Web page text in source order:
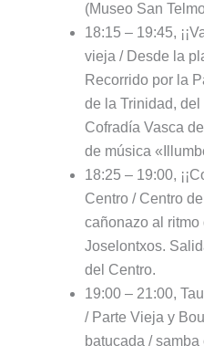
(Museo San
18:15 – 19:45,
vieja / Desde la
Recorrido por la
de la Trinidad,
Cofradía Vasca
de música
18:25 – 19:00,
Centro / Centro
cañonazo al ritmo
Joselontxos.
del Centro.
19:00 – 21:00,
/ Parte Vieja y
batucada /